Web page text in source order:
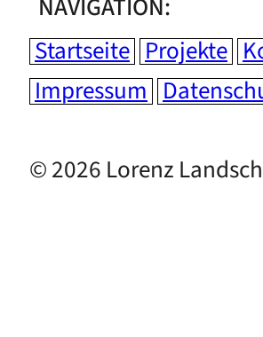
NAVIGATION:
Startseite Projekte
Impressum
© 2026 Lorenz